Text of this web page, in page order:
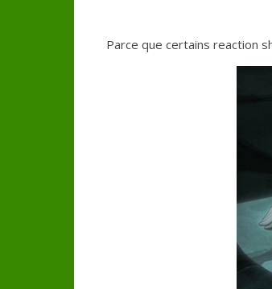
Parce que certains reaction